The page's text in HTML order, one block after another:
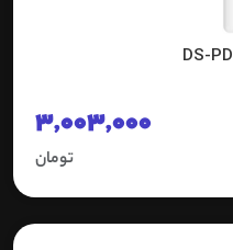
3,003,000
تومان